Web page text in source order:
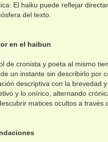
El haiku puede reflejar
del texto.
en el haibun
de cronista y poeta al mismo
un instante sin describirlo por
descriptiva con la brevedad
y lo onírico, alternando
matices ocultos a través